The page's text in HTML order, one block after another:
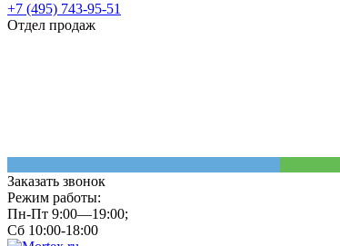
+7 (495) 743-95-51
Отдел продаж
Заказать звонок
Режим работы:
Пн-Пт 9:00—19:00;
Сб 10:00-18:00